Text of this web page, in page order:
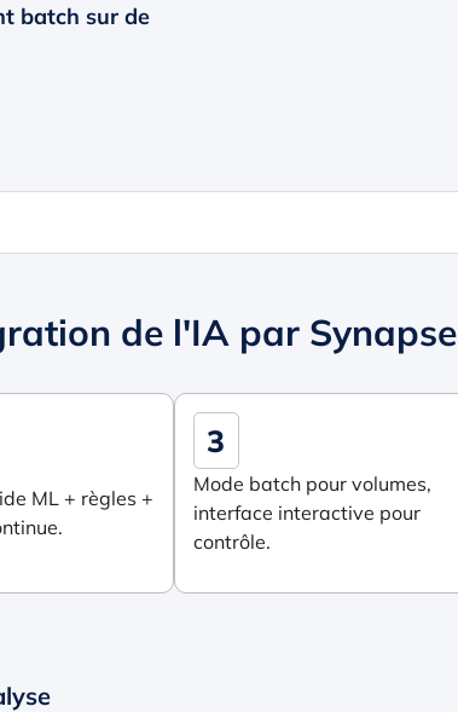
batch sur de
de l'IA par Synapse
ML + règles +
3
Mode batch pour volumes,
interface interactive pour
contrôle.